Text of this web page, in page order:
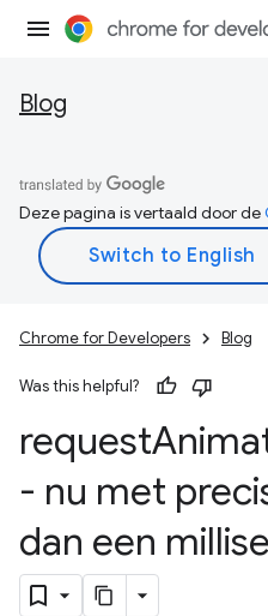
Blog
Deze pagina is vertaald door de
Chrome for Developers Blog
Was this helpful?
request
- nu met
dan een